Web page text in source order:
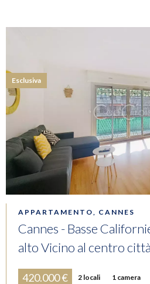
APPARTAMENTO, CANNES
Cannes - Basse
alto Vicino al centro città
420.000 € 2 locali 1 camera
Esclusiva